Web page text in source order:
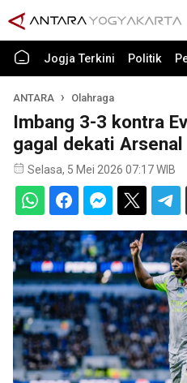
Jogja Terkini Politik
ANTARA Olahraga
Imbang 3-3 kontra
gagal dekati Arsenal
Selasa, 5 Mei 2026 07:17 WIB